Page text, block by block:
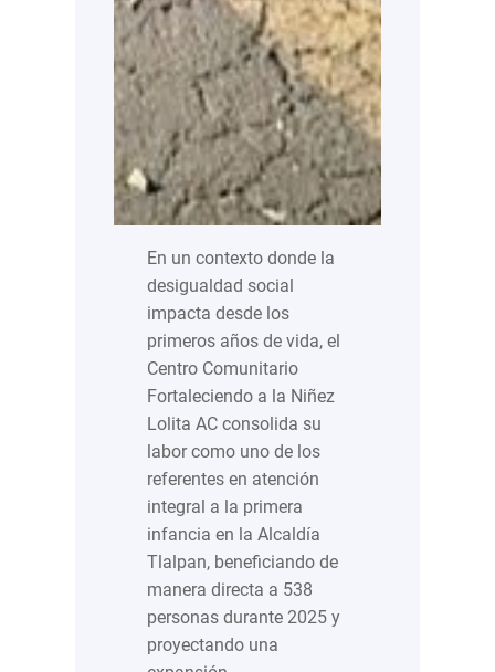
En un contexto donde la
desigualdad social
impacta desde los
primeros años de vida, el
Centro Comunitario
Fortaleciendo a la Niñez
Lolita AC consolida su
labor como uno de los
referentes en atención
integral a la primera
infancia en la Alcaldía
Tlalpan, beneficiando de
manera directa a 538
personas durante 2025 y
proyectando una